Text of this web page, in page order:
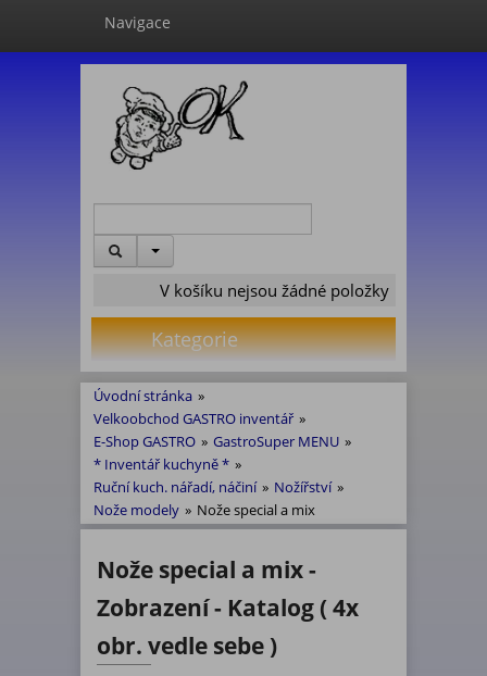
Navigace
V košíku nejsou žádné položky
Kategorie
Úvodní stránka »
Velkoobchod GASTRO inventář »
E-Shop GASTRO » GastroSuper MENU »
* Inventář kuchyně * »
Ruční kuch. nářadí, náčiní » Nožířství »
Nože modely » Nože special a mix
Nože special a mix -
Zobrazení - Katalog ( 4x
obr. vedle sebe )